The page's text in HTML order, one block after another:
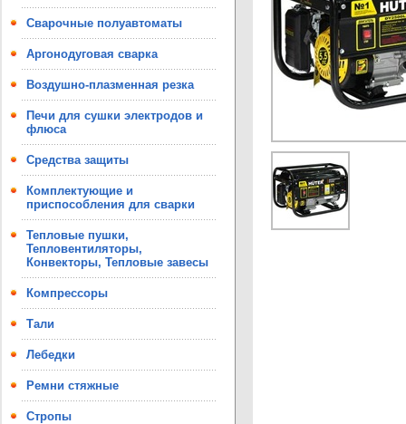
Сварочные полуавтоматы
Аргонодуговая сварка
Воздушно-плазменная резка
Печи для сушки электродов и
флюса
Средства защиты
Комплектующие и
приспособления для сварки
Тепловые пушки,
Тепловентиляторы,
Конвекторы, Тепловые завесы
Компрессоры
Тали
Лебедки
Ремни стяжные
Стропы